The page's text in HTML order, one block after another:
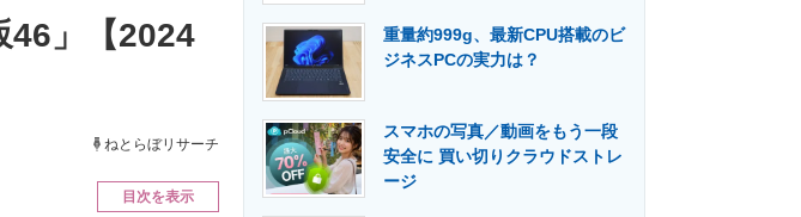
エネルギーの専門メディア 建設×テクノロジーの最前線
」【2024
ねとらぼリサーチ
目次を表示
重量約999g、最新CPU搭載のビ
ジネスPCの実力は？
スマホの写真／動画をもう一段
安全に 買い切りクラウドストレ
ージ